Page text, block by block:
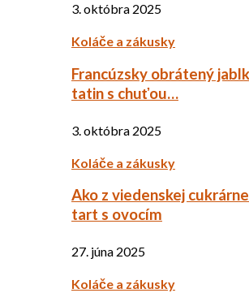
3. októbra 2025
Koláče a zákusky
Francúzsky obrátený
tatin s chuťou…
3. októbra 2025
Koláče a zákusky
Ako z viedenskej
tart s ovocím
27. júna 2025
Koláče a zákusky